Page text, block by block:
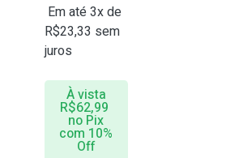
Em até 3x de
R$23,33 sem
juros
À vista
R$62,99
no Pix
com 10%
Off